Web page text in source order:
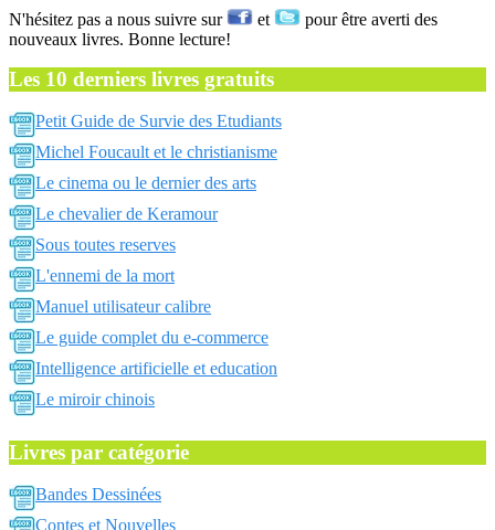
N'hésitez pas a nous suivre sur et
pour être averti des
nouveaux livres. Bonne lecture!
Les 10 derniers livres gratuits
Petit Guide de Survie des Etudiants
Michel Foucault et le christianisme
Le cinema ou le dernier des arts
Le chevalier de Keramour
Sous toutes reserves
L'ennemi de la mort
Manuel utilisateur calibre
Le guide complet du e-commerce
Intelligence artificielle et education
Le miroir chinois
Livres par catégorie
Bandes Dessinées
Contes et Nouvelles